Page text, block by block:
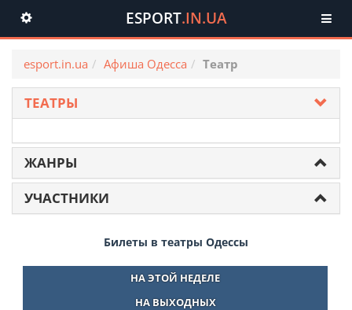
Toggle
navigation
ESPORT.IN.UA
esport.in.ua Афиша Одесса Театр
ТЕАТРЫ
ЖАНРЫ
УЧАСТНИКИ
Билеты в театры Одессы
НА ЭТОЙ НЕДЕЛЕ
НА ВЫХОДНЫХ